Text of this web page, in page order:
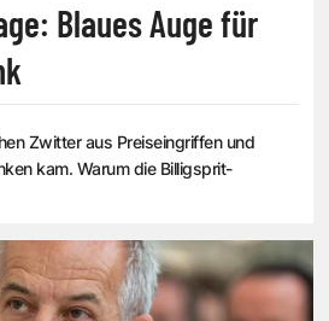
Blaues Auge für
Zwitter aus Preiseingriffen und
kam. Warum die Billigsprit-